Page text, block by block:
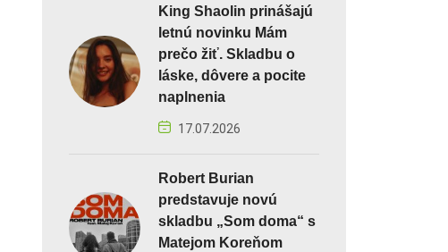
King Shaolin prinášajú
letnú novinku Mám
prečo žiť. Skladbu o
láske, dôvere a pocite
naplnenia
17.07.2026
Robert Burian
predstavuje novú
skladbu „Som doma“ s
Matejom Koreňom